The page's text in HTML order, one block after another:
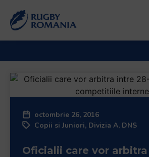
in
screen
octombrie 26, 2016
Copii si Juniori, Divizia A, DNS
Oficialii care vor